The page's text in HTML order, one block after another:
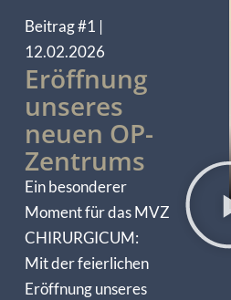
Beitrag #1 |
12.02.2026
Eröffnung
unseres
neuen OP-
Zentrums
Ein besonderer
Moment für das MVZ
CHIRURGICUM:
Mit der feierlichen
Eröffnung unseres